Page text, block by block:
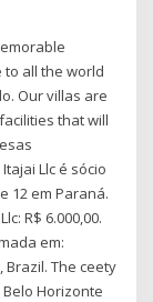
to all the world
Our villas are
that will
Llc é sócio
12 em Paraná.
R$ 6.000,00.
em:
Brazil. The ceety
Horizonte